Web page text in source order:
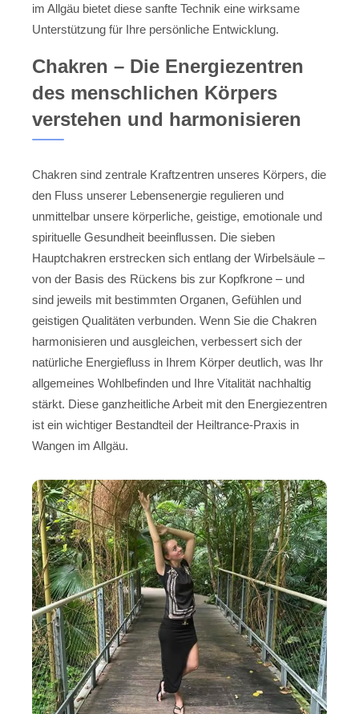
im Allgäu bietet diese sanfte Technik eine wirksame
Unterstützung für Ihre persönliche Entwicklung.
Chakren – Die Energiezentren
des menschlichen Körpers
verstehen und harmonisieren
Chakren sind zentrale Kraftzentren unseres Körpers, die
den Fluss unserer Lebensenergie regulieren und
unmittelbar unsere körperliche, geistige, emotionale und
spirituelle Gesundheit beeinflussen. Die sieben
Hauptchakren erstrecken sich entlang der Wirbelsäule –
von der Basis des Rückens bis zur Kopfkrone – und
sind jeweils mit bestimmten Organen, Gefühlen und
geistigen Qualitäten verbunden. Wenn Sie die Chakren
harmonisieren und ausgleichen, verbessert sich der
natürliche Energiefluss in Ihrem Körper deutlich, was Ihr
allgemeines Wohlbefinden und Ihre Vitalität nachhaltig
stärkt. Diese ganzheitliche Arbeit mit den Energiezentren
ist ein wichtiger Bestandteil der Heiltrance-Praxis in
Wangen im Allgäu.